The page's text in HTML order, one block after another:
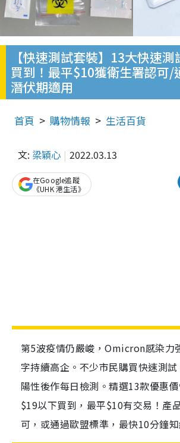
【快速測試套裝】13大快速
買到！最平$10獲衛生署認可/
潛伏期適用
首頁 購物情報 生活百貨
文: 梁穎心 2022.03.13
在Google追蹤
《UHK 港生活》
第5波疫情仍嚴峻，Omicron感染力
字持續高企。不少市民購買快速測
陽性後作每日檢測。精選13款優惠
$19以下買到，最平$10有交易！產
可，或通過歐盟標準，最快10分鐘知